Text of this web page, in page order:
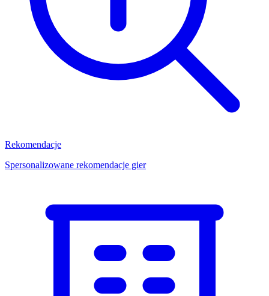
Rekomendacje
Spersonalizowane rekomendacje gier